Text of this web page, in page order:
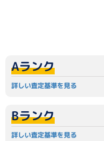
詳しい査定基準を見る
Aランク
詳しい査定基準を見る
Bランク